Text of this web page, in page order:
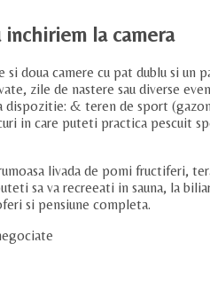
inchiriem la camera
doua camere cu pat dublu si un
zile de nastere sau diverse
dispozitie: & teren de sport
in care puteti practica pescuit
livada de pomi fructiferi,
sa va recreeati in sauna, la
si pensiune completa.